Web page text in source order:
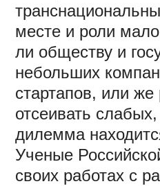
месте и роли
ли обществу и
небольших
стартапов, или
отсеивать
дилемма
Ученые
своих работах c